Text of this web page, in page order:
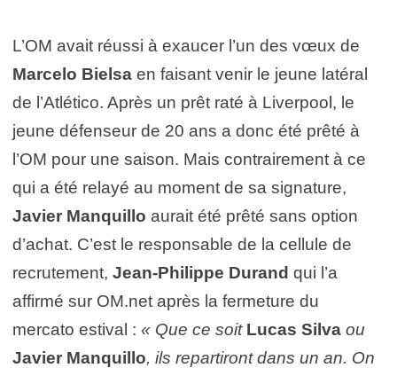
L’OM avait réussi à exaucer l’un des vœux de
Marcelo Bielsa en faisant venir le jeune latéral
de l’Atlético. Après un prêt raté à Liverpool, le
jeune défenseur de 20 ans a donc été prêté à
l’OM pour une saison. Mais contrairement à ce
qui a été relayé au moment de sa signature,
Javier Manquillo aurait été prêté sans option
d’achat. C’est le responsable de la cellule de
recrutement, Jean-Philippe Durand qui l’a
affirmé sur OM.net après la fermeture du
mercato estival : « Que ce soit Lucas Silva ou
Javier Manquillo, ils repartiront dans un an. On